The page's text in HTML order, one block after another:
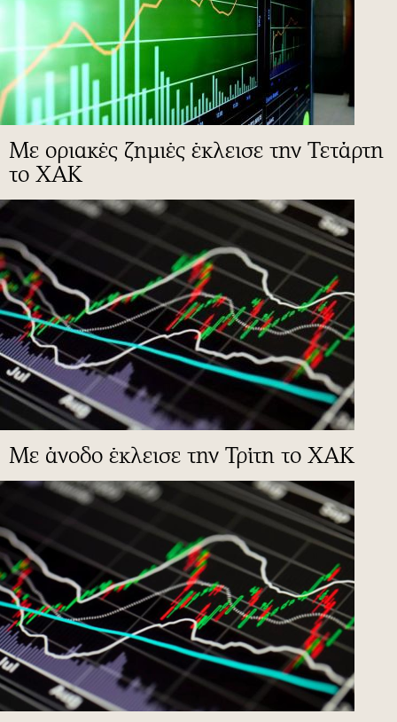
Με οριακές ζημιές έκλεισε την Τετάρτη
το ΧΑΚ
Με άνοδο έκλεισε την Τρίτη το ΧΑΚ